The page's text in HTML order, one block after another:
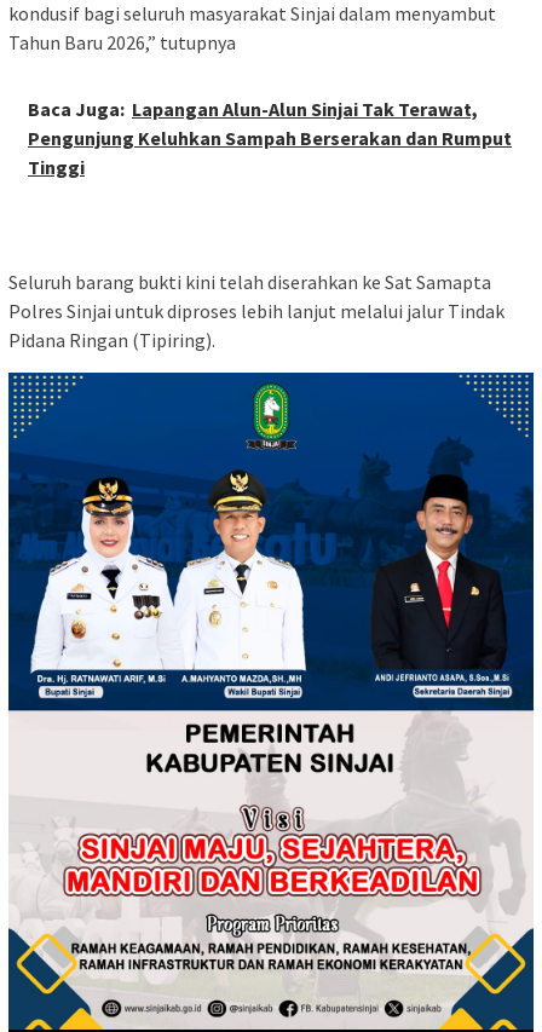
kondusif bagi seluruh masyarakat Sinjai dalam menyambut
Tahun Baru 2026,” tutupnya
Baca Juga: Lapangan Alun-Alun Sinjai Tak Terawat,
Pengunjung Keluhkan Sampah Berserakan dan Rumput
Tinggi
Seluruh barang bukti kini telah diserahkan ke Sat Samapta
Polres Sinjai untuk diproses lebih lanjut melalui jalur Tindak
Pidana Ringan (Tipiring).